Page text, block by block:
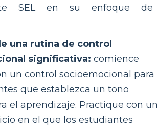
SEL en su enfoque de
una rutina de control
significativa: comience
un control socioemocional para
que establezca un tono
el aprendizaje. Practique con
en el que los estudiantes